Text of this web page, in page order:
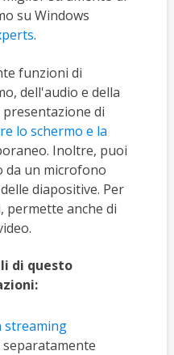
su Windows
.
funzioni di
dell'audio e della
di
lo schermo e la
Inoltre, puoi
da un microfono
diapositive. Per
permette anche di
di questo
streaming